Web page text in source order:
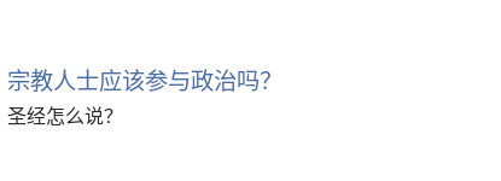
宗教人士应该参与政治吗？
圣经怎么说？